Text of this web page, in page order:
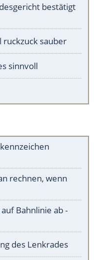
bestätigt
ruckzuck sauber
sinnvoll
rechnen, wenn
Bahnlinie ab -
des Lenkrades